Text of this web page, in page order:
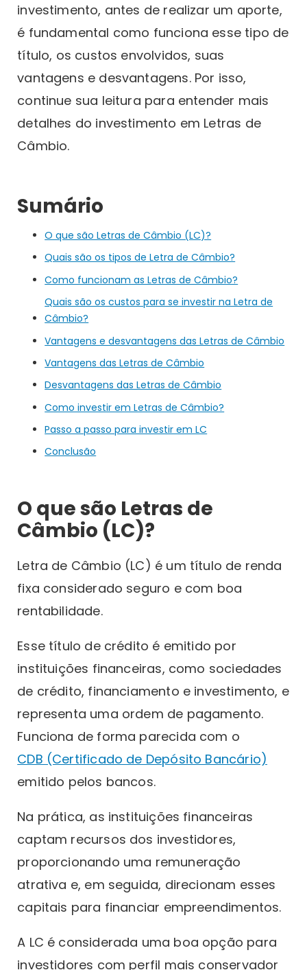
investimento, antes de realizar um aporte,
é fundamental como funciona esse tipo de
título, os custos envolvidos, suas
vantagens e desvantagens. Por isso,
continue sua leitura para entender mais
detalhes do investimento em Letras de
Câmbio.
Sumário
O que são Letras de Câmbio (LC)?
Quais são os tipos de Letra de Câmbio?
Como funcionam as Letras de Câmbio?
Quais são os custos para se investir na Letra de
Câmbio?
Vantagens e desvantagens das Letras de Câmbio
Vantagens das Letras de Câmbio
Desvantagens das Letras de Câmbio
Como investir em Letras de Câmbio?
Passo a passo para investir em LC
Conclusão
O que são Letras de
Câmbio (LC)?
Letra de Câmbio (LC) é um título de renda
fixa considerado seguro e com boa
rentabilidade.
Esse título de crédito é emitido por
instituições financeiras, como sociedades
de crédito, financiamento e investimento, e
representa uma ordem de pagamento.
Funciona de forma parecida com o
CDB (Certificado de Depósito Bancário)
emitido pelos bancos.
Na prática, as instituições financeiras
captam recursos dos investidores,
proporcionando uma remuneração
atrativa e, em seguida, direcionam esses
capitais para financiar empreendimentos.
A LC é considerada uma boa opção para
investidores com perfil mais conservador